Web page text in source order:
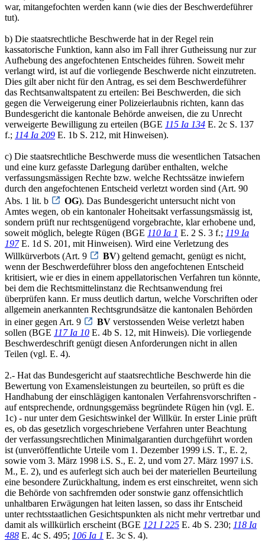
war, mitangefochten werden kann (wie dies der Beschwerdeführer
tut).
b) Die staatsrechtliche Beschwerde hat in der Regel rein
kassatorische Funktion, kann also im Fall ihrer Gutheissung nur zur
Aufhebung des angefochtenen Entscheides führen. Soweit mehr
verlangt wird, ist auf die vorliegende Beschwerde nicht einzutreten.
Dies gilt aber nicht für den Antrag, es sei dem Beschwerdeführer
das Rechtsanwaltspatent zu erteilen: Bei Beschwerden, die sich
gegen die Verweigerung einer Polizeierlaubnis richten, kann das
Bundesgericht die kantonale Behörde anweisen, die zu Unrecht
verweigerte Bewilligung zu erteilen (BGE 115 Ia 134 E. 2c S. 137
f.; 114 Ia 209 E. 1b S. 212, mit Hinweisen).
c) Die staatsrechtliche Beschwerde muss die wesentlichen Tatsachen
und eine kurz gefasste Darlegung darüber enthalten, welche
verfassungsmässigen Rechte bzw. welche Rechtssätze inwiefern
durch den angefochtenen Entscheid verletzt worden sind (Art. 90
Abs. 1 lit. b
OG). Das Bundesgericht untersucht nicht von
Amtes wegen, ob ein kantonaler Hoheitsakt verfassungsmässig ist,
sondern prüft nur rechtsgenügend vorgebrachte, klar erhobene und,
soweit möglich, belegte Rügen (BGE 110 Ia 1 E. 2 S. 3 f.; 119 Ia
197E. 1d S. 201, mit Hinweisen). Wird eine Verletzung des
Willkürverbots (Art. 9
BV) geltend gemacht, genügt es nicht,
wenn der Beschwerdeführer bloss den angefochtenen Entscheid
kritisiert, wie er dies in einem appellatorischen Verfahren tun könnte,
bei dem die Rechtsmittelinstanz die Rechtsanwendung frei
überprüfen kann. Er muss deutlich dartun, welche Vorschriften oder
allgemein anerkannten Rechtsgrundsätze die kantonalen Behörden
in einer gegen Art. 9
BV verstossenden Weise verletzt haben
sollen (BGE 117 Ia 10 E. 4b S. 12, mit Hinweis). Die vorliegende
Beschwerdeschrift genügt diesen Anforderungen nicht in allen
Teilen (vgl. E. 4).
2.- Hat das Bundesgericht auf staatsrechtliche Beschwerde hin die
Bewertung von Examensleistungen zu beurteilen, so prüft es die
Handhabung der einschlägigen kantonalen Verfahrensvorschriften -
auf entsprechende, ordnungsgemäss begründete Rügen hin (vgl. E.
1c) - nur unter dem Gesichtswinkel der Willkür. In erster Linie prüft
es, ob das gesetzlich vorgeschriebene Verfahren unter Beachtung
der verfassungsrechtlichen Minimalgarantien durchgeführt worden
ist (unveröffentlichte Urteile vom 1. Dezember 1999 i.S. T., E. 2,
sowie vom 3. März 1998 i.S. S., E. 2, und vom 27. März 1997 i.S.
M., E. 2), und es auferlegt sich auch bei der materiellen Beurteilung
eine besondere Zurückhaltung, indem es erst einschreitet, wenn sich
die Behörde von sachfremden oder sonstwie ganz offensichtlich
unhaltbaren Erwägungen hat leiten lassen, so dass ihr Entscheid
unter rechtsstaatlichen Gesichtspunkten als nicht mehr vertretbar und
damit als willkürlich erscheint (BGE 121 I 225 E. 4b S. 230; 118 Ia
488 E. 4c S. 495; 106 Ia 1 E. 3c S. 4).